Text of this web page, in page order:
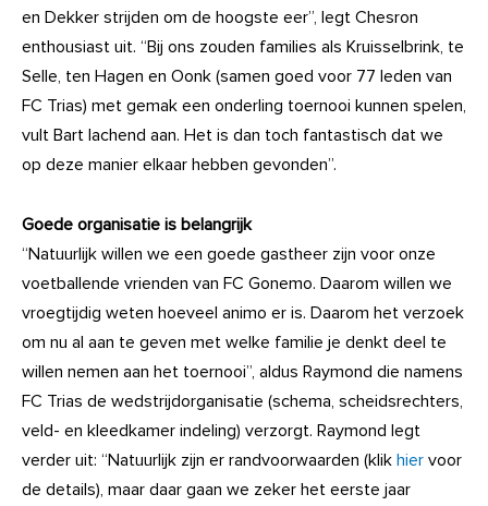
en Dekker strijden om de hoogste eer”, legt Chesron
enthousiast uit. “Bij ons zouden families als Kruisselbrink, te
Selle, ten Hagen en Oonk (samen goed voor 77 leden van
FC Trias) met gemak een onderling toernooi kunnen spelen,
vult Bart lachend aan. Het is dan toch fantastisch dat we
op deze manier elkaar hebben gevonden”.
Goede organisatie is belangrijk
“Natuurlijk willen we een goede gastheer zijn voor onze
voetballende vrienden van FC Gonemo. Daarom willen we
vroegtijdig weten hoeveel animo er is. Daarom het verzoek
om nu al aan te geven met welke familie je denkt deel te
willen nemen aan het toernooi”, aldus Raymond die namens
FC Trias de wedstrijdorganisatie (schema, scheidsrechters,
veld- en kleedkamer indeling) verzorgt. Raymond legt
verder uit: “Natuurlijk zijn er randvoorwaarden (klik hier voor
de details), maar daar gaan we zeker het eerste jaar